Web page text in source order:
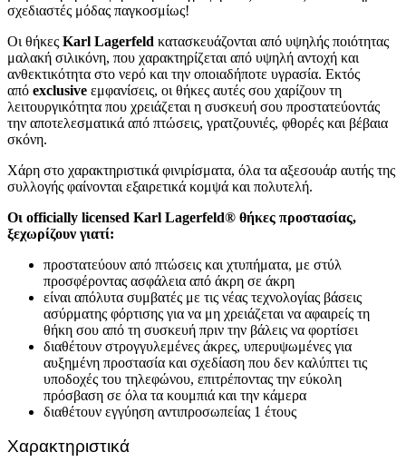
σχεδιαστές μόδας παγκοσμίως!
Οι θήκες Karl Lagerfeld κατασκευάζονται από υψηλής ποιότητας
μαλακή σιλικόνη, που χαρακτηρίζεται από υψηλή αντοχή και
ανθεκτικότητα στο νερό και την οποιαδήποτε υγρασία. Εκτός
από exclusive εμφανίσεις, οι θήκες αυτές σου χαρίζουν τη
λειτουργικότητα που χρειάζεται η συσκευή σου προστατεύοντάς
την αποτελεσματικά από πτώσεις, γρατζουνιές, φθορές και βέβαια
σκόνη.
Χάρη στο χαρακτηριστικά φινιρίσματα, όλα τα αξεσουάρ αυτής της
συλλογής φαίνονται εξαιρετικά κομψά και πολυτελή.
Οι officially licensed Karl Lagerfeld® θήκες προστασίας,
ξεχωρίζουν γιατί:
προστατεύουν από πτώσεις και χτυπήματα, με στύλ
προσφέροντας ασφάλεια από άκρη σε άκρη
είναι απόλυτα συμβατές με τις νέας τεχνολογίας βάσεις
ασύρματης φόρτισης για να μη χρειάζεται να αφαιρείς τη
θήκη σου από τη συσκευή πριν την βάλεις να φορτίσει
διαθέτουν στρογγυλεμένες άκρες, υπερυψωμένες για
αυξημένη προστασία και σχεδίαση που δεν καλύπτει τις
υποδοχές του τηλεφώνου, επιτρέποντας την εύκολη
πρόσβαση σε όλα τα κουμπιά και την κάμερα
διαθέτουν εγγύηση αντιπροσωπείας 1 έτους
Χαρακτηριστικά